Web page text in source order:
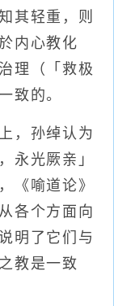
其轻重，则
内心教化
理（「救极
致的。
，孙绰认为
永光厥亲」
《喻道论》
各个方面向
明了它们与
教是一致